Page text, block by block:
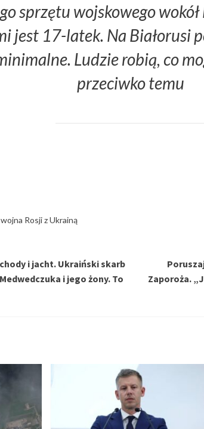
sprzętu wojskowego
jest 17-latek. Na Białorusi
Ludzie robią, co
przeciwko temu
wojna Rosji z Ukrainą
i jacht. Ukraiński skarb
i jego żony. To
Zaporoża.